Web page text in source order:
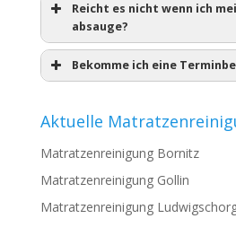
Reicht es nicht wenn ich
absauge?
Bekomme ich eine
Aktuelle
Matratzenreinigung Bornitz
Matratzenreinigung Gollin
Matratzenreinigung